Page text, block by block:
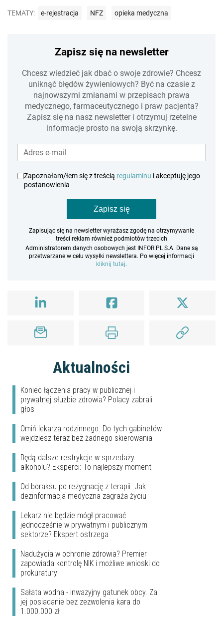
TEMATY: e-rejestracja NFZ opieka medyczna
Zapisz się na newsletter
Chcesz wiedzieć jak dbać o swoje zdrowie? Chcesz
uniknąć błędów żywieniowych? Być na czasie z
najnowszymi zmianami w przepisach prawa
medycznego, farmaceutycznego i praw pacjenta?
Zapisz się na nasz newsletter i otrzymuj rzetelne
informacje prosto na swoją skrzynkę.
Zapoznałam/łem się z treścią regulaminu i akceptuję jego
postanowienia
Zapisz się
Zapisując się na newsletter wyrażasz zgodę na otrzymywanie
treści reklam również podmiotów trzecich
Administratorem danych osobowych jest INFOR PL S.A. Dane są
przetwarzane w celu wysyłki newslettera. Po więcej informacji
kliknij tutaj.
Aktualności
Koniec łączenia pracy w publicznej i
prywatnej służbie zdrowia? Polacy zabrali
głos
Omiń lekarza rodzinnego. Do tych gabinetów
wejdziesz teraz bez żadnego skierowania
Będą dalsze restrykcje w sprzedaży
alkoholu? Eksperci: To najlepszy moment
Od boraksu po rezygnację z terapii. Jak
dezinformacja medyczna zagraża życiu
Lekarz nie będzie mógł pracować
jednocześnie w prywatnym i publicznym
sektorze? Ekspert ostrzega
Nadużycia w ochronie zdrowia? Premier
zapowiada kontrolę NIK i możliwe wnioski do
prokuratury
Sałata wodna - inwazyjny gatunek obcy. Za
jej posiadanie bez zezwolenia kara do
1.000.000 zł